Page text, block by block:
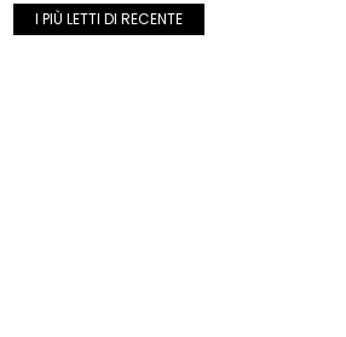
I PIÙ LETTI DI RECENTE